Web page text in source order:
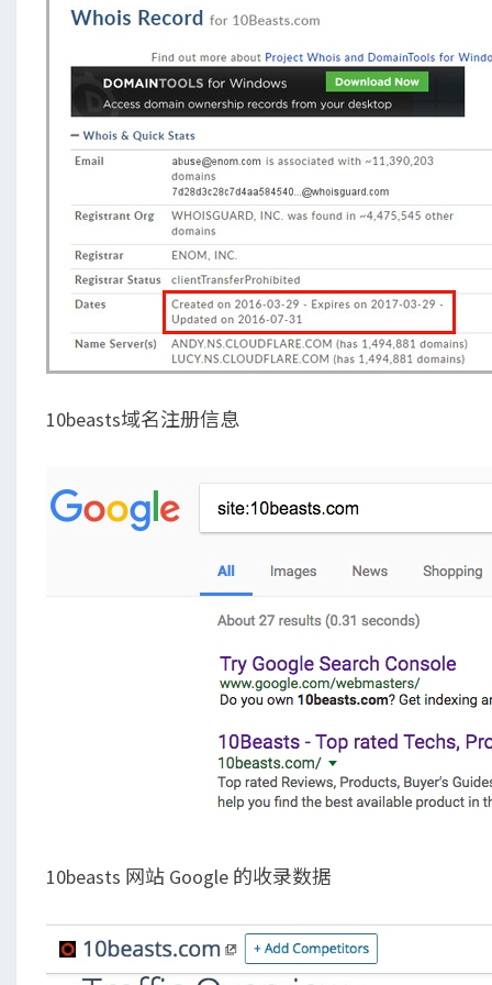
10beasts域名注册信息
10beasts 网站 Google 的收录数据